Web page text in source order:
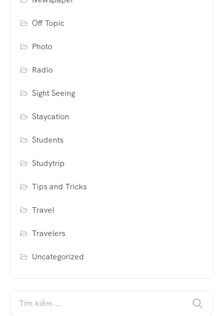
Off Topic
Photo
Radio
Sight Seeing
Staycation
Students
Studytrip
Tips and Tricks
Travel
Travelers
Uncategorized